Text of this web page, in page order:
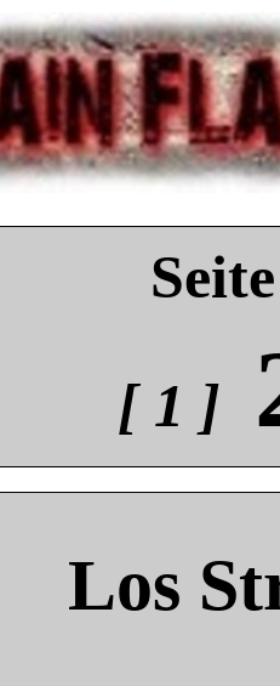
[ 1 ]
Los